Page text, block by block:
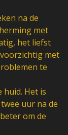
na de
met
het liefst
met
te
huid. Het is
uur na de
om de